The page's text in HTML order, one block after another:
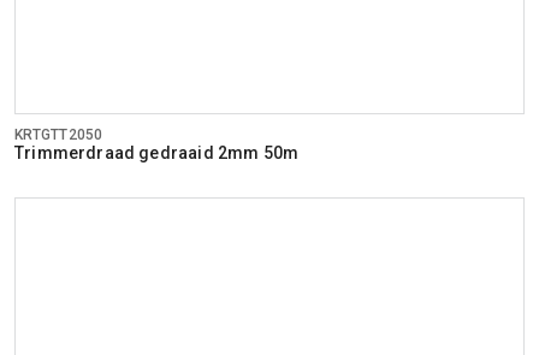
KRTGTT2050
Trimmerdraad gedraaid 2mm 50m